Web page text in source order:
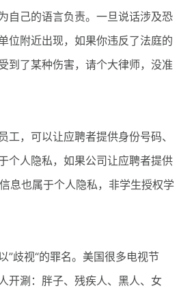
自己的语言负责。一旦说话涉及恐
位附近出现，如果你违反了法庭的
到了某种伤害，请个大律师，没准
，可以让应聘者提供身份号码、
个人隐私，如果公司让应聘者提供
息也属于个人隐私，非学生授权学
歧视“的罪名。美国很多电视节
开涮：胖子、残疾人、黑人、女